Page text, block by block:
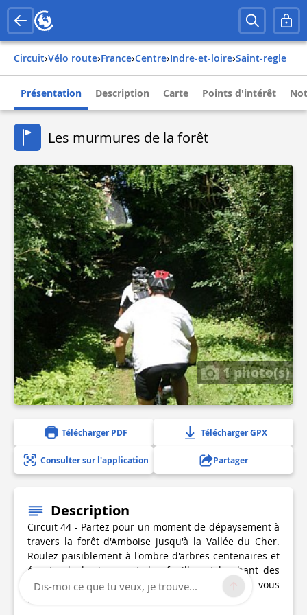
Circuit› Vélo route› france› centre› indre-et-loire› saint-regle
Présentation Description Carte Points d'intérêt
Les murmures de la forêt
1 photo(s)
Télécharger PDF Télécharger GPX
Consulter sur l'application Partager
Description
Circuit 44 - Partez pour un moment de dépaysement à
travers la forêt d'Amboise jusqu'à la Vallée du Cher.
Roulez paisiblement à l'ombre d'arbres centenaires et
écoutez le bruissement des feuilles et le chant des
oiseaux. Profitez d'un moment de détente en vous
arrêtant au bord de l'eau.
Dis-moi ce que tu veux, je trouve...